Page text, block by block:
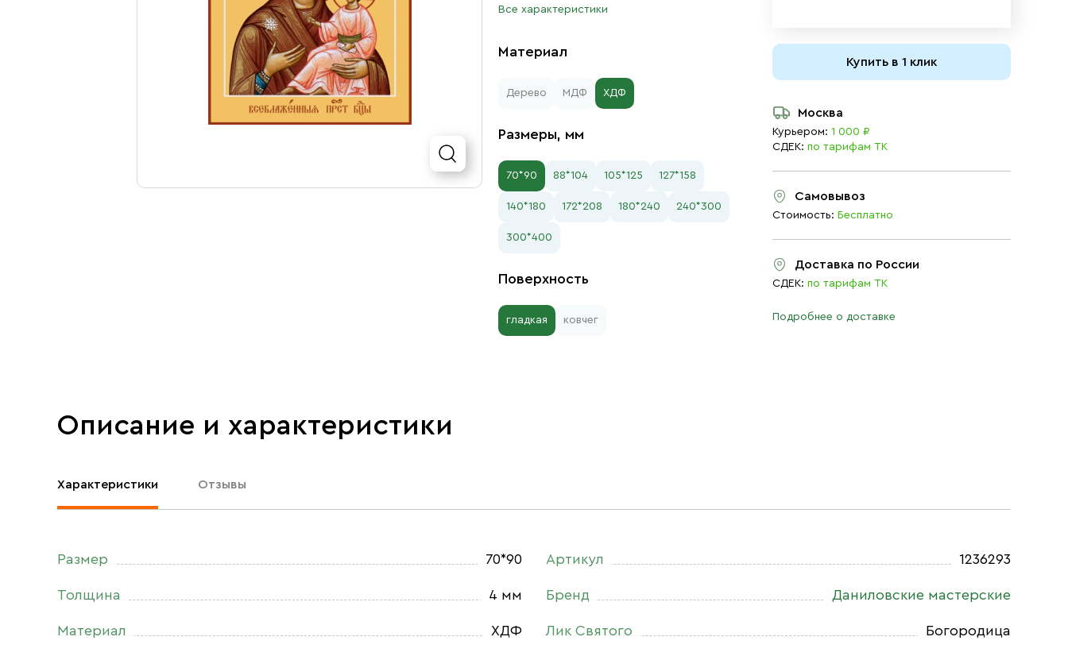
Все характеристики
Материал
Дерево МДФ ХДФ
Размеры, мм
70*90 88*104 105*125 127*158
140*180 172*208 180*240 240*300
300*400
Поверхность
гладкая ковчег
Купить в 1 клик
Москва
Курьером: 1 000 ₽
СДЕК: по тарифам ТК
Самовывоз
Стоимость: Бесплатно
Доставка по России
СДЕК: по тарифам ТК
Подробнее о доставке
Описание и характеристики
Характеристики Отзывы
Размер 70*90
Толщина 4 мм
Материал ХДФ
Артикул 1236293
Бренд Даниловские мастерские
Лик Святого Богородица